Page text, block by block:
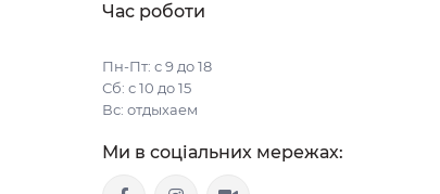
Час роботи
Пн-Пт: с 9 до 18
Сб: с 10 до 15
Вс: отдыхаем
Ми в соціальних мережах: